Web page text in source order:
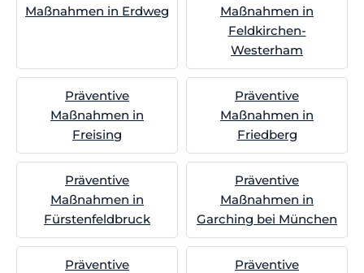
Maßnahmen in Erdweg
Maßnahmen in
Feldkirchen-
Westerham
Präventive
Maßnahmen in
Freising
Präventive
Maßnahmen in
Friedberg
Präventive
Maßnahmen in
Fürstenfeldbruck
Präventive
Maßnahmen in
Garching bei München
Präventive
Präventive